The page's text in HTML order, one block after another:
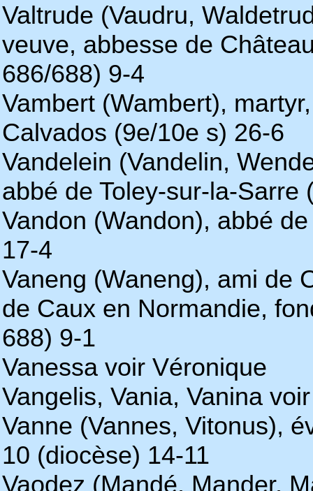
Valtrude (Vaudru,
veuve, abbesse de
686/688) 9-4
Vambert (Wambert),
Calvados (9e/10e s) 26-6
Vandelein (Vandelin,
abbé de Toley-sur-la-Sarre
Vandon (Wandon), abbé
17-4
Vaneng (Waneng), ami de
de Caux en Normandie,
688) 9-1
Vanessa voir Véronique
Vangelis, Vania, Vanina
Vanne (Vannes, Vitonus),
10 (diocèse) 14-11
Vaodez (Mandé, Mander,